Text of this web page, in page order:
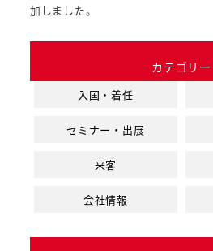
加しました。
カテゴリー
入国・着任
セミナー・出展
来客
会社情報